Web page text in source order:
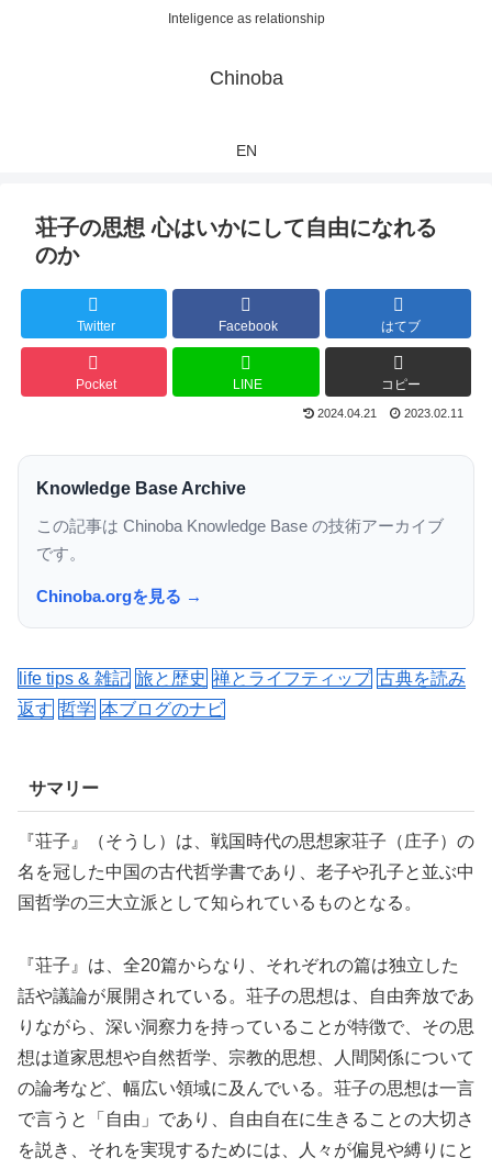
Inteligence as relationship
Chinoba
EN
荘子の思想 心はいかにして自由になれる
のか
Twitter Facebook はてブ
Pocket LINE コピー
2024.04.21 2023.02.11
Knowledge Base Archive
この記事は Chinoba Knowledge Base の技術アーカイブ
です。
Chinoba.orgを見る →
life tips & 雑記 旅と歴史 禅とライフティップ 古典を読み
返す 哲学 本ブログのナビ
サマリー
『荘子』（そうし）は、戦国時代の思想家荘子（庄子）の
名を冠した中国の古代哲学書であり、老子や孔子と並ぶ中
国哲学の三大立派として知られているものとなる。
『荘子』は、全20篇からなり、それぞれの篇は独立した
話や議論が展開されている。荘子の思想は、自由奔放であ
りながら、深い洞察力を持っていることが特徴で、その思
想は道家思想や自然哲学、宗教的思想、人間関係について
の論考など、幅広い領域に及んでいる。荘子の思想は一言
で言うと「自由」であり、自由自在に生きることの大切さ
を説き、それを実現するためには、人々が偏見や縛りにと